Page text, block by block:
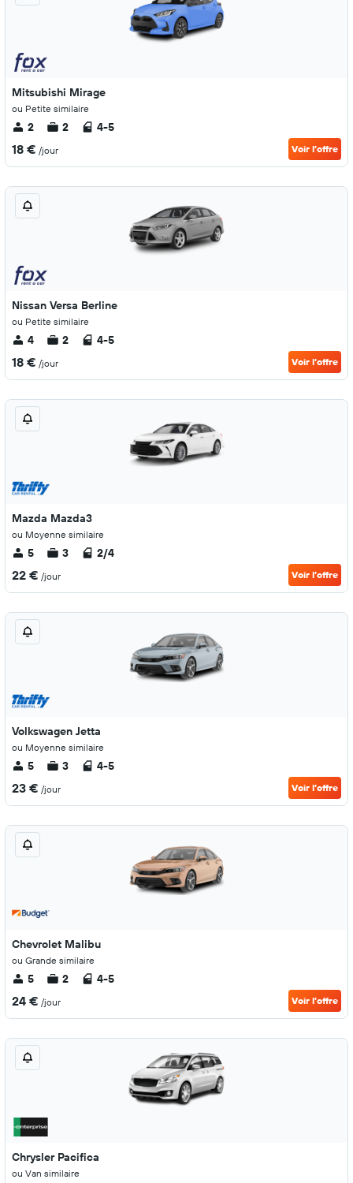
Mitsubishi Mirage
ou Petite similaire
2 2 4-5
18 € /jour Voir l’offre
Nissan Versa Berline
ou Petite similaire
4 2 4-5
18 € /jour Voir l’offre
Mazda Mazda3
ou Moyenne similaire
5 3 2/4
22 € /jour Voir l’offre
Volkswagen Jetta
ou Moyenne similaire
5 3 4-5
23 € /jour Voir l’offre
Chevrolet Malibu
ou Grande similaire
5 2 4-5
24 € /jour Voir l’offre
Chrysler Pacifica
ou Van similaire